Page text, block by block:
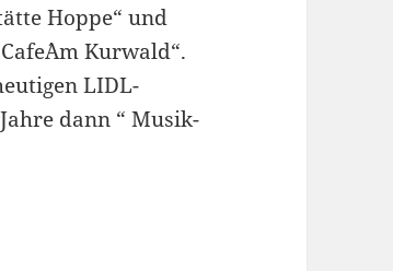
Hoppe“ und
Kurwald“.
LIDL-
dann “ Musik-